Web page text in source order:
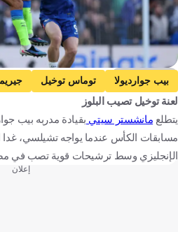
Getty Images
بيب جوارديولا توماس توخيل
كول بالمر
ديدييه دروجبا
تشيلسي
ليفربول
كأس الاتحاد الإنجليزي
الدوري
ألمانيا
لعنة توخيل تصيب البلوز
يتطلع مانشستر سيتي بقيادة مدربه بيب
مسابقات الكأس عندما يواجه تشيلسي، غدا
الإنجليزي وسط ترشيحات قوية تصب في
إعلان